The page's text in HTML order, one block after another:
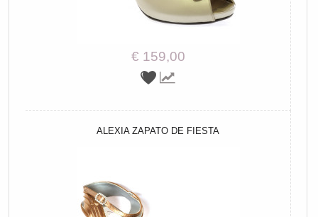
€ 159,00
ALEXIA ZAPATO DE FIESTA